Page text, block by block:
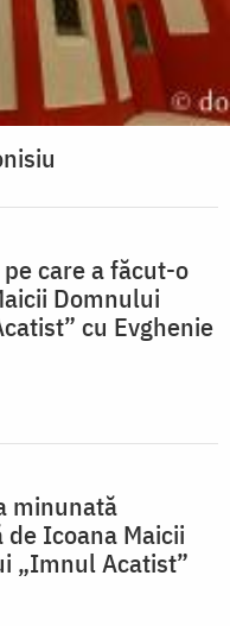
care a făcut-o
Domnului
cu Evghenie
minunată
de Icoana Maicii
„Imnul Acatist”